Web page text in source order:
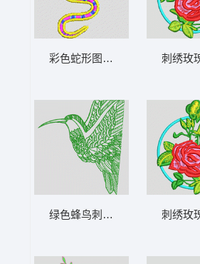
彩色蛇形图案 蛇
绿色蜂鸟刺绣图案 鸟
刺绣玫
刺绣玫